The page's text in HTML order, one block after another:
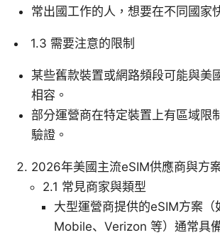
常出國工作的人，想要在不同國家
1.3 需要注意的限制
某些舊款裝置或網路頻段可能與美
相容。
部分運營商在特定裝置上有區域限
驗證。
2026年美國主流eSIM供應商與方
2.1 常見商家與類型
大型運營商提供的eSIM方案（
Mobile、Verizon 等）通常具